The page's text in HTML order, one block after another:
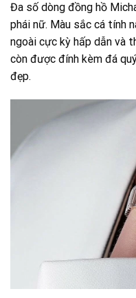
Đa số dòng đồng hồ
phái nữ. Màu sắc cá tính
ngoài cực kỳ hấp dẫn và
còn được đính kèm đá
đẹp.